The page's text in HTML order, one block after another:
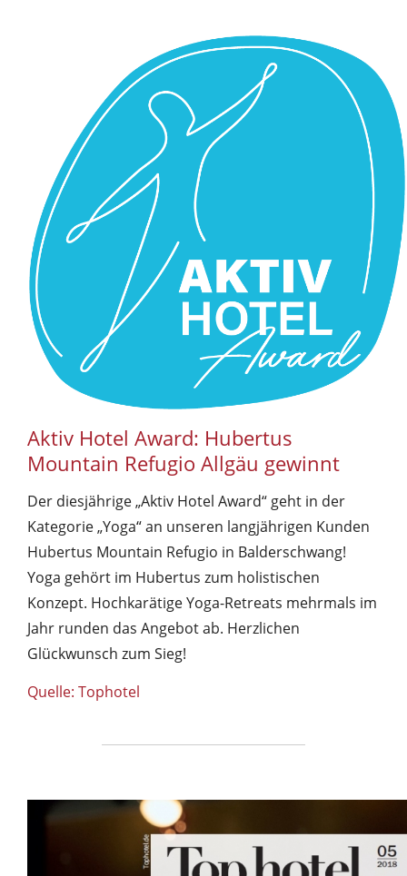
Aktiv Hotel Award: Hubertus
Mountain Refugio Allgäu gewinnt
Der diesjährige „Aktiv Hotel Award“ geht in der
Kategorie „Yoga“ an unseren langjährigen Kunden
Hubertus Mountain Refugio in Balderschwang!
Yoga gehört im Hubertus zum holistischen
Konzept. Hochkarätige Yoga-Retreats mehrmals im
Jahr runden das Angebot ab. Herzlichen
Glückwunsch zum Sieg!
Quelle: Tophotel